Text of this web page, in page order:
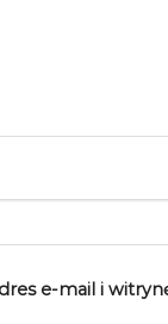
e-mail i